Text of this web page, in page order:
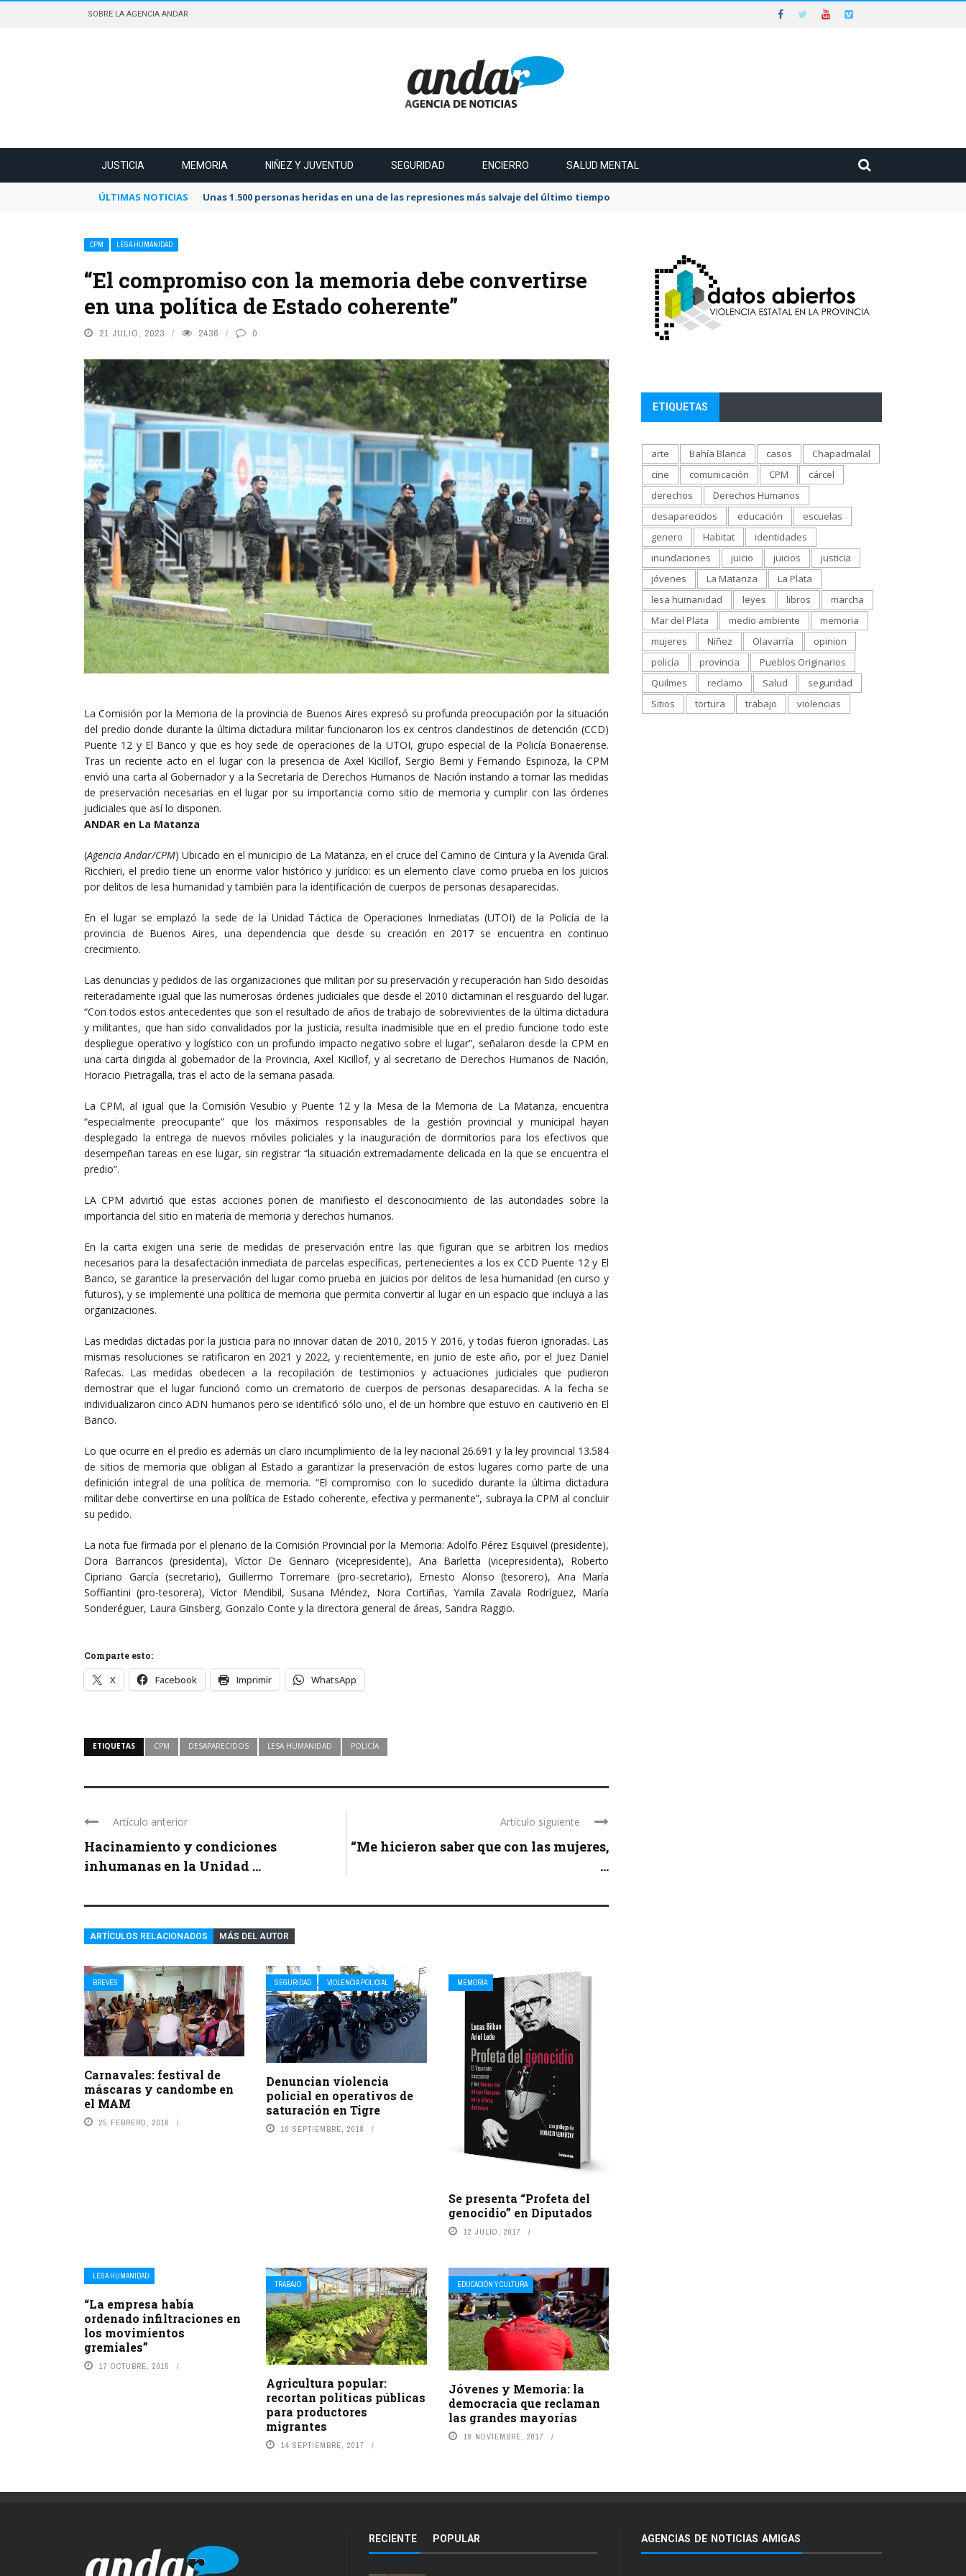
SOBRE LA AGENCIA ANDAR
JUSTICIA MEMORIA NIÑEZ Y JUVENTUD SEGURIDAD ENCIERRO SALUD MENTAL
ÚLTIMAS NOTICIAS Unas 1.500 personas heridas en una de las represiones más salvaje del último tiempo
CPM LESA HUMANIDAD
“El compromiso con la memoria debe convertirse
en una política de Estado coherente”
21 JULIO, 2023 2436 0
La Comisión por la Memoria de la provincia de Buenos Aires expresó su profunda preocupación por la situación
del predio donde durante la última dictadura militar funcionaron los ex centros clandestinos de detención (CCD)
Puente 12 y El Banco y que es hoy sede de operaciones de la UTOI, grupo especial de la Policía Bonaerense.
Tras un reciente acto en el lugar con la presencia de Axel Kicillof, Sergio Berni y Fernando Espinoza, la CPM
envió una carta al Gobernador y a la Secretaría de Derechos Humanos de Nación instando a tomar las medidas
de preservación necesarias en el lugar por su importancia como sitio de memoria y cumplir con las órdenes
judiciales que así lo disponen.
ANDAR en La Matanza
(Agencia Andar/CPM) Ubicado en el municipio de La Matanza, en el cruce del Camino de Cintura y la Avenida Gral.
Ricchieri, el predio tiene un enorme valor histórico y jurídico: es un elemento clave como prueba en los juicios
por delitos de lesa humanidad y también para la identificación de cuerpos de personas desaparecidas.
En el lugar se emplazó la sede de la Unidad Táctica de Operaciones Inmediatas (UTOI) de la Policía de la
provincia de Buenos Aires, una dependencia que desde su creación en 2017 se encuentra en continuo
crecimiento.
Las denuncias y pedidos de las organizaciones que militan por su preservación y recuperación han Sido desoidas
reiteradamente igual que las numerosas órdenes judiciales que desde el 2010 dictaminan el resguardo del lugar.
“Con todos estos antecedentes que son el resultado de años de trabajo de sobrevivientes de la última dictadura
y militantes, que han sido convalidados por la justicia, resulta inadmisible que en el predio funcione todo este
despliegue operativo y logístico con un profundo impacto negativo sobre el lugar”, señalaron desde la CPM en
una carta dirigida al gobernador de la Provincia, Axel Kicillof, y al secretario de Derechos Humanos de Nación,
Horacio Pietragalla, tras el acto de la semana pasada.
La CPM, al igual que la Comisión Vesubio y Puente 12 y la Mesa de la Memoria de La Matanza, encuentra
“especialmente preocupante” que los máximos responsables de la gestión provincial y municipal hayan
desplegado la entrega de nuevos móviles policiales y la inauguración de dormitorios para los efectivos que
desempeñan tareas en ese lugar, sin registrar “la situación extremadamente delicada en la que se encuentra el
predio”.
LA CPM advirtió que estas acciones ponen de manifiesto el desconocimiento de las autoridades sobre la
importancia del sitio en materia de memoria y derechos humanos.
En la carta exigen una serie de medidas de preservación entre las que figuran que se arbitren los medios
necesarios para la desafectación inmediata de parcelas específicas, pertenecientes a los ex CCD Puente 12 y El
Banco, se garantice la preservación del lugar como prueba en juicios por delitos de lesa humanidad (en curso y
futuros), y se implemente una política de memoria que permita convertir al lugar en un espacio que incluya a las
organizaciones.
Las medidas dictadas por la justicia para no innovar datan de 2010, 2015 Y 2016, y todas fueron ignoradas. Las
mismas resoluciones se ratificaron en 2021 y 2022, y recientemente, en junio de este año, por el Juez Daniel
Rafecas. Las medidas obedecen a la recopilación de testimonios y actuaciones judiciales que pudieron
demostrar que el lugar funcionó como un crematorio de cuerpos de personas desaparecidas. A la fecha se
individualizaron cinco ADN humanos pero se identificó sólo uno, el de un hombre que estuvo en cautiverio en El
Banco.
Lo que ocurre en el predio es además un claro incumplimiento de la ley nacional 26.691 y la ley provincial 13.584
de sitios de memoria que obligan al Estado a garantizar la preservación de estos lugares como parte de una
definición integral de una política de memoria. “El compromiso con lo sucedido durante la última dictadura
militar debe convertirse en una política de Estado coherente, efectiva y permanente”, subraya la CPM al concluir
su pedido.
La nota fue firmada por el plenario de la Comisión Provincial por la Memoria: Adolfo Pérez Esquivel (presidente),
Dora Barrancos (presidenta), Víctor De Gennaro (vicepresidente), Ana Barletta (vicepresidenta), Roberto
Cipriano García (secretario), Guillermo Torremare (pro-secretario), Ernesto Alonso (tesorero), Ana María
Soffiantini (pro-tesorera), Víctor Mendibil, Susana Méndez, Nora Cortiñas, Yamila Zavala Rodríguez, María
Sonderéguer, Laura Ginsberg, Gonzalo Conte y la directora general de áreas, Sandra Raggio.
Comparte esto:
X Facebook Imprimir WhatsApp
ETIQUETAS CPM DESAPARECIDOS LESA HUMANIDAD POLICÍA
Artículo anterior
Hacinamiento y condiciones
inhumanas en la Unidad ...
Artículo siguiente
“Me hicieron saber que con las mujeres,
...
ARTÍCULOS RELACIONADOS MÁS DEL AUTOR
BREVES
Carnavales: festival de
máscaras y candombe en
el MAM
25 FEBRERO, 2016
SEGURIDAD VIOLENCIA POLICIAL
Denuncian violencia
policial en operativos de
saturación en Tigre
10 SEPTIEMBRE, 2018
MEMORIA
Se presenta “Profeta del
genocidio” en Diputados
12 JULIO, 2017
LESA HUMANIDAD
“La empresa había
ordenado infiltraciones en
los movimientos
gremiales”
17 OCTUBRE, 2015
TRABAJO
Agricultura popular:
recortan políticas públicas
para productores
migrantes
14 SEPTIEMBRE, 2017
EDUCACIÓN Y CULTURA
Jóvenes y Memoria: la
democracia que reclaman
las grandes mayorías
18 NOVIEMBRE, 2017
ETIQUETAS
arte Bahía Blanca casos
Chapadmalal
cine
comunicación CPM
cárcel
derechos
Derechos Humanos
desaparecidos
educación
escuelas
genero
Habitat
identidades
inundaciones
juicio juicios
justicia
jóvenes
La Matanza
La Plata
lesa humanidad
leyes libros
marcha
Mar del Plata
medio ambiente
memoria
mujeres
Niñez Olavarría
opinion
policía
provincia
Pueblos Originarios
Quilmes
reclamo Salud
seguridad
Sitios
tortura trabajo violencias
RECIENTE POPULAR AGENCIAS DE NOTICIAS AMIGAS